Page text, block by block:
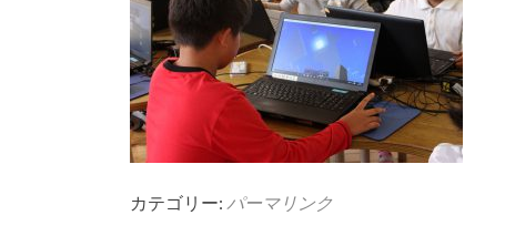
カテゴリー: パーマリンク